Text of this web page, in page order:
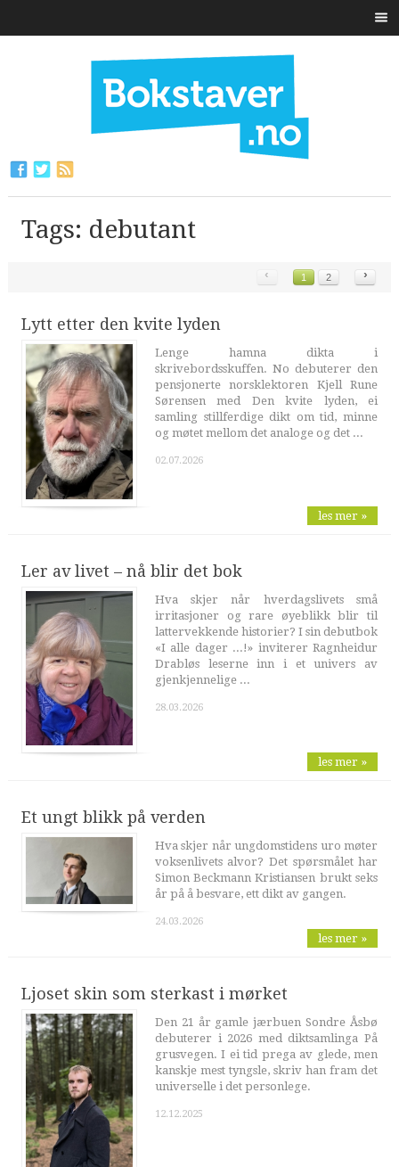
Tags: debutant
‹ 1 2 ›
Lytt etter den kvite lyden
Lenge hamna dikta i
skrivebordsskuffen. No debuterer den
pensjonerte norsklektoren Kjell Rune
Sørensen med Den kvite lyden, ei
samling stillferdige dikt om tid, minne
og møtet mellom det analoge og det ...
02.07.2026
les mer »
Ler av livet – nå blir det bok
Hva skjer når hverdagslivets små
irritasjoner og rare øyeblikk blir til
lattervekkende historier? I sin debutbok
«I alle dager ...!» inviterer Ragnheidur
Drabløs leserne inn i et univers av
gjenkjennelige ...
28.03.2026
les mer »
Et ungt blikk på verden
Hva skjer når ungdomstidens uro møter
voksenlivets alvor? Det spørsmålet har
Simon Beckmann Kristiansen brukt seks
år på å besvare, ett dikt av gangen.
24.03.2026
les mer »
Ljoset skin som sterkast i mørket
Den 21 år gamle jærbuen Sondre Åsbø
debuterer i 2026 med diktsamlinga På
grusvegen. I ei tid prega av glede, men
kanskje mest tyngsle, skriv han fram det
universelle i det personlege.
12.12.2025